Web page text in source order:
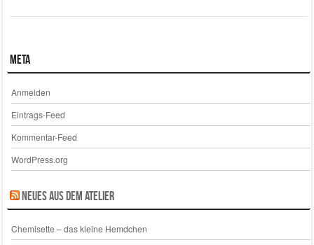
Meta
Anmelden
Eintrags-Feed
Kommentar-Feed
WordPress.org
Neues aus dem Atelier
Chemisette – das kleine Hemdchen